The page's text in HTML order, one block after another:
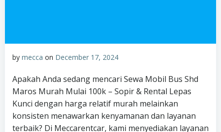
by mecca on December 17, 2024
Apakah Anda sedang mencari Sewa Mobil Bus Shd
Maros Murah Mulai 100k – Sopir & Rental Lepas
Kunci dengan harga relatif murah melainkan
konsisten menawarkan kenyamanan dan layanan
terbaik? Di Meccarentcar, kami menyediakan layanan